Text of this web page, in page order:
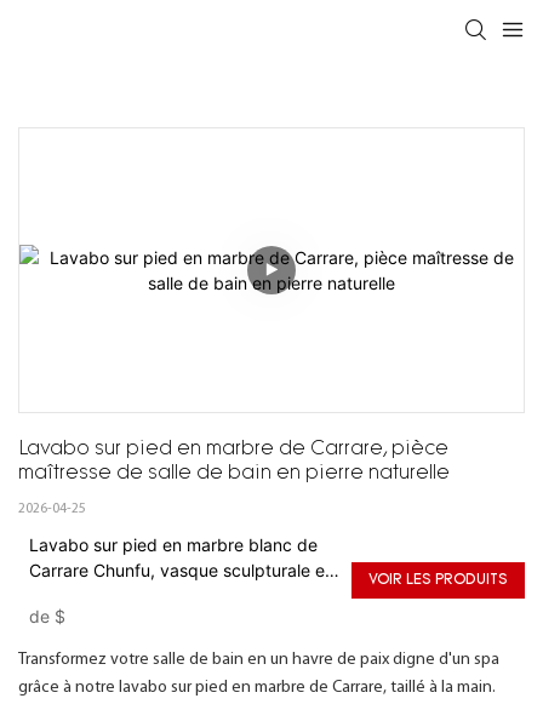
Lavabo sur pied en marbre de Carrare, pièce
maîtresse de salle de bain en pierre naturelle
2026-04-25
Lavabo sur pied en marbre blanc de
Carrare Chunfu, vasque sculpturale en
de $
VOIR LES PRODUITS
Transformez votre salle de bain en un havre de paix digne d'un spa
grâce à notre lavabo sur pied en marbre de Carrare, taillé à la main.